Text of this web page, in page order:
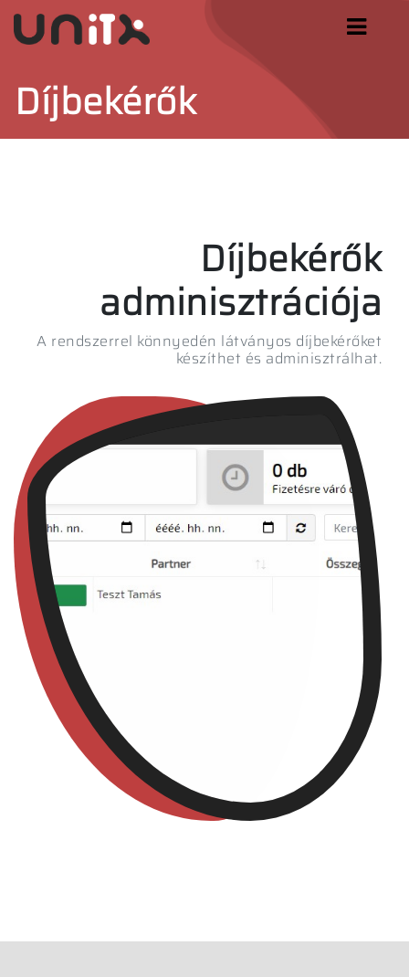
Díjbekérők
Díjbekérők
adminisztrációja
A rendszerrel könnyedén látványos díjbekérőket
készíthet és adminisztrálhat.